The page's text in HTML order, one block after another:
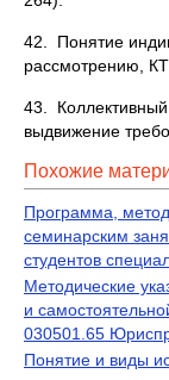
42. Понятие
рассмотрению,
43. Коллективный
выдвижение
Похожие
Программа,
семинарским
студентов
Методические
и
030501.65
Понятие и виды